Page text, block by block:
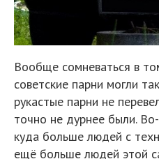
Вообще сомневаться в
советские парни могли
рукастые парни не
точно не дурнее были.
куда больше людей с
ещё больше людей этой